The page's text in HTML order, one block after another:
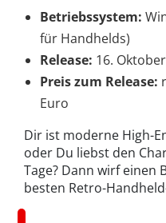
Betriebssystem:
für Handhelds)
Release: 16.
Preis zum Release:
Euro
Dir ist moderne High-
oder Du liebst den
Tage? Dann wirf einen
besten Retro-